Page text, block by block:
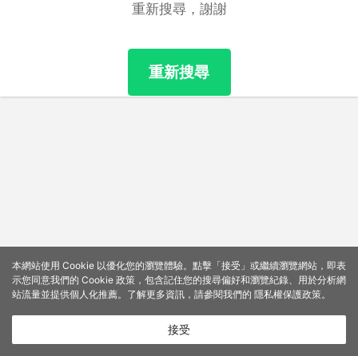
重新搜尋，謝謝
重新搜尋
本網站使用 Cookie 以優化您的瀏覽體驗。點擊「接受」或繼續瀏覽網站，即表
示您同意我們的 Cookie 政策，包含記住您的搜尋偏好和瀏覽紀錄、用於分析網
站流量並提供個人化推薦。了解更多資訊，請參閱我們的 隱私權保護政策。
接受